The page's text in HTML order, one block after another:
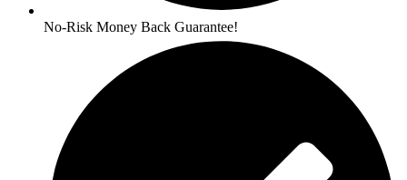
No-Risk Money Back Guarantee!